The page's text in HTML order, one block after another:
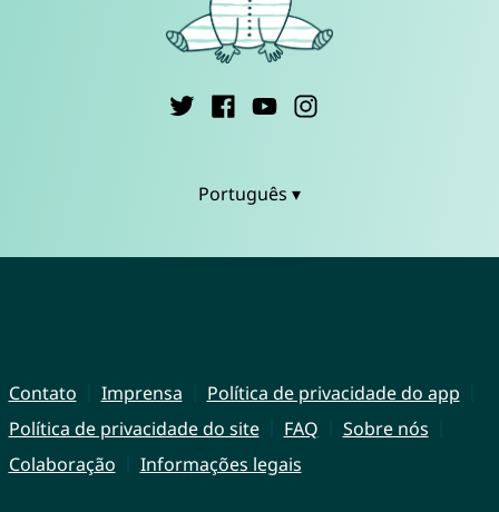
Português ▾
Contato Imprensa
Política de privacidade do app
Política de privacidade do site
FAQ
Sobre nós
Colaboração
Informações legais